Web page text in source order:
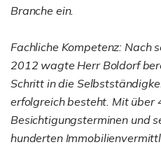
Branche ein.
Fachliche Kompetenz: Nach
2012 wagte Herr Boldorf
Schritt in die
erfolgreich besteht. Mit über
Besichtigungsterminen und
hunderten